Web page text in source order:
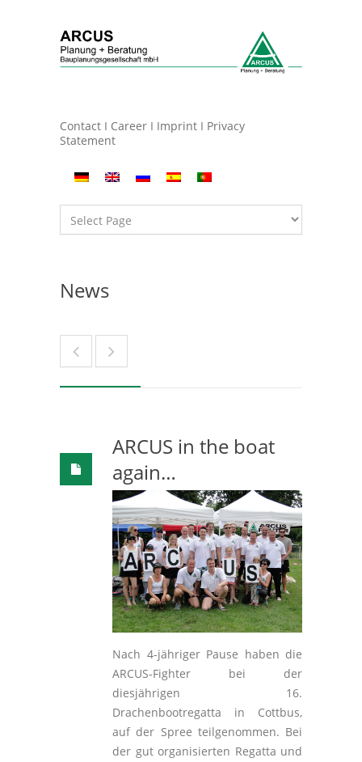
Contact I Career I Imprint I Privacy
Statement
News
ARCUS in the boat
again…
Nach 4-jähriger Pause haben die
ARCUS-Fighter bei der
diesjährigen 16.
Drachenbootregatta in Cottbus,
auf der Spree teilgenommen. Bei
der gut organisierten Regatta und